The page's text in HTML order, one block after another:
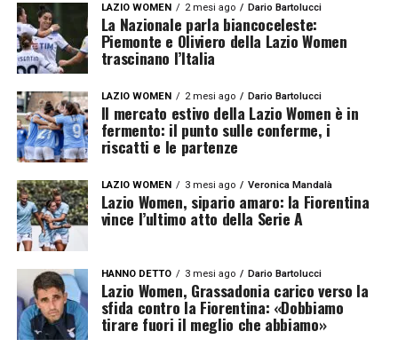
LAZIO WOMEN 2 mesi ago Dario Bartolucci
La Nazionale parla biancoceleste:
Piemonte e Oliviero della Lazio Women
trascinano l’Italia
LAZIO WOMEN 2 mesi ago Dario Bartolucci
Il mercato estivo della Lazio Women è in
fermento: il punto sulle conferme, i
riscatti e le partenze
LAZIO WOMEN 3 mesi ago Veronica Mandalà
Lazio Women, sipario amaro: la Fiorentina
vince l’ultimo atto della Serie A
HANNO DETTO 3 mesi ago Dario Bartolucci
Lazio Women, Grassadonia carico verso la
sfida contro la Fiorentina: «Dobbiamo
tirare fuori il meglio che abbiamo»